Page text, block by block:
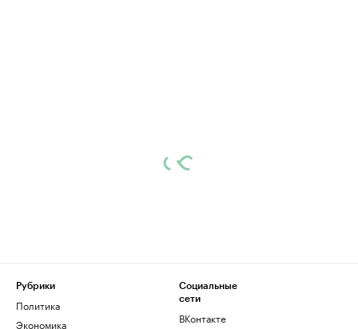
Рубрики
Политика
Экономика
Социальные
сети
ВКонтакте